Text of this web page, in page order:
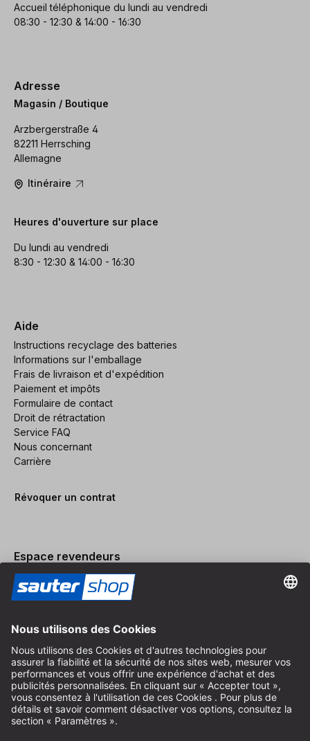
Accueil téléphonique du lundi au vendredi
08:30 - 12:30 & 14:00 - 16:30
Adresse
Magasin / Boutique
Arzbergerstraße 4
82211 Herrsching
Allemagne
Itinéraire
Heures d'ouverture sur place
Du lundi au vendredi
8:30 - 12:30 & 14:00 - 16:30
Aide
Instructions recyclage des batteries
Informations sur l'emballage
Frais de livraison et d'expédition
Paiement et impôts
Formulaire de contact
Droit de rétractation
Service FAQ
Nous concernant
Carrière
Révoquer un contrat
Espace revendeurs
Devenir revendeur
Mentions légales
Conditions Générales
Protection des Données
Paramètres des Cookies